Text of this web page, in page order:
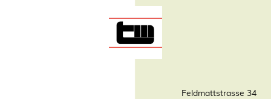
Feldmattstrasse 34